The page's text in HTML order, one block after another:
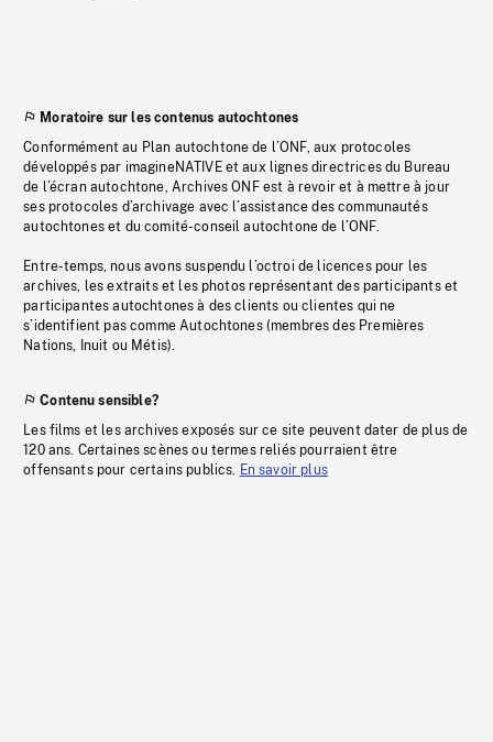
Moratoire sur les contenus autochtones
Conformément au Plan autochtone de l’ONF, aux protocoles
développés par imagineNATIVE et aux lignes directrices du Bureau
de l’écran autochtone, Archives ONF est à revoir et à mettre à jour
ses protocoles d’archivage avec l’assistance des communautés
autochtones et du comité-conseil autochtone de l’ONF.
Entre-temps, nous avons suspendu l’octroi de licences pour les
archives, les extraits et les photos représentant des participants et
participantes autochtones à des clients ou clientes qui ne
s’identifient pas comme Autochtones (membres des Premières
Nations, Inuit ou Métis).
Contenu sensible?
Les films et les archives exposés sur ce site peuvent dater de plus de
120 ans. Certaines scènes ou termes reliés pourraient être
offensants pour certains publics. En savoir plus